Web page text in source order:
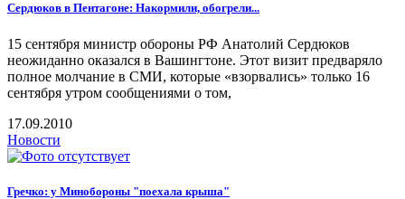
Сердюков в Пентагоне: Накормили, обогрели...
15 сентября министр обороны РФ Анатолий Сердюков
неожиданно оказался в Вашингтоне. Этот визит предваряло
полное молчание в СМИ, которые «взорвались» только 16
сентября утром сообщениями о том,
17.09.2010
Новости
Гречко: у Минобороны "поехала крыша"